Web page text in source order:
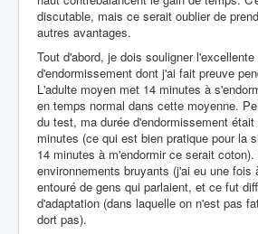
discutable, mais ce serait oublier de
autres avantages.
Tout d'abord, je dois souligner
d'endormissement dont j'ai fait preuve
L'adulte moyen met 14 minutes à
en temps normal dans cette moyenne.
du test, ma durée d'endormissement
minutes (ce qui est bien pratique pour la
14 minutes à m'endormir ce serait
environnements bruyants (j'ai eu une fois
entouré de gens qui parlaient, et ce fut
d'adaptation (dans laquelle on n'est pas
dort pas).